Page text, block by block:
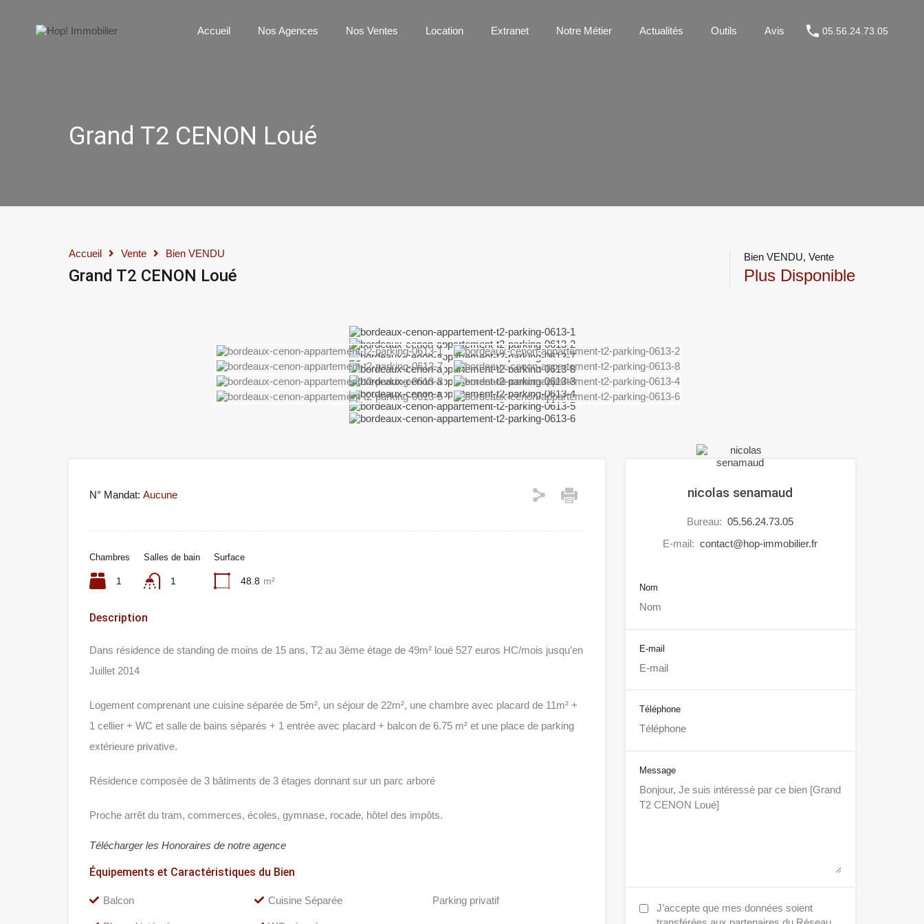
Accueil Nos Agences Nos Ventes Location Extranet Notre Métier Actualités 05.56.24.73.05
Accueil Nos Agences Nos Ventes Location Extranet Notre Métier Actualités Outils Avis 05.56.24.73.05
Grand T2 CENON Loué
Accueil Vente Bien VENDU
Grand T2 CENON Loué
Bien VENDU, Vente
Plus Disponible
N° Mandat: Aucune
Chambres
1
Salles de bain
1
Surface
48.8 m²
Description
Dans résidence de standing de moins de 15 ans, T2 au 3ème étage de 49m² loué 527 euros HC/mois jusqu’en
Juillet 2014
Logement comprenant une cuisine séparée de 5m², un séjour de 22m², une chambre avec placard de 11m² +
1 cellier + WC et salle de bains séparés + 1 entrée avec placard + balcon de 6.75 m² et une place de parking
extérieure privative.
Résidence composée de 3 bâtiments de 3 étages donnant sur un parc arboré
Proche arrêt du tram, commerces, écoles, gymnase, rocade, hôtel des impôts.
Télécharger les Honoraires de notre agence
Équipements et Caractéristiques du Bien
Balcon Cuisine Séparée Parking privatif
nicolas senamaud
Bureau: 05.56.24.73.05
E-mail: contact@hop-immobilier.fr
Nom
E-mail
Téléphone
Message
J’accepte que mes données soient